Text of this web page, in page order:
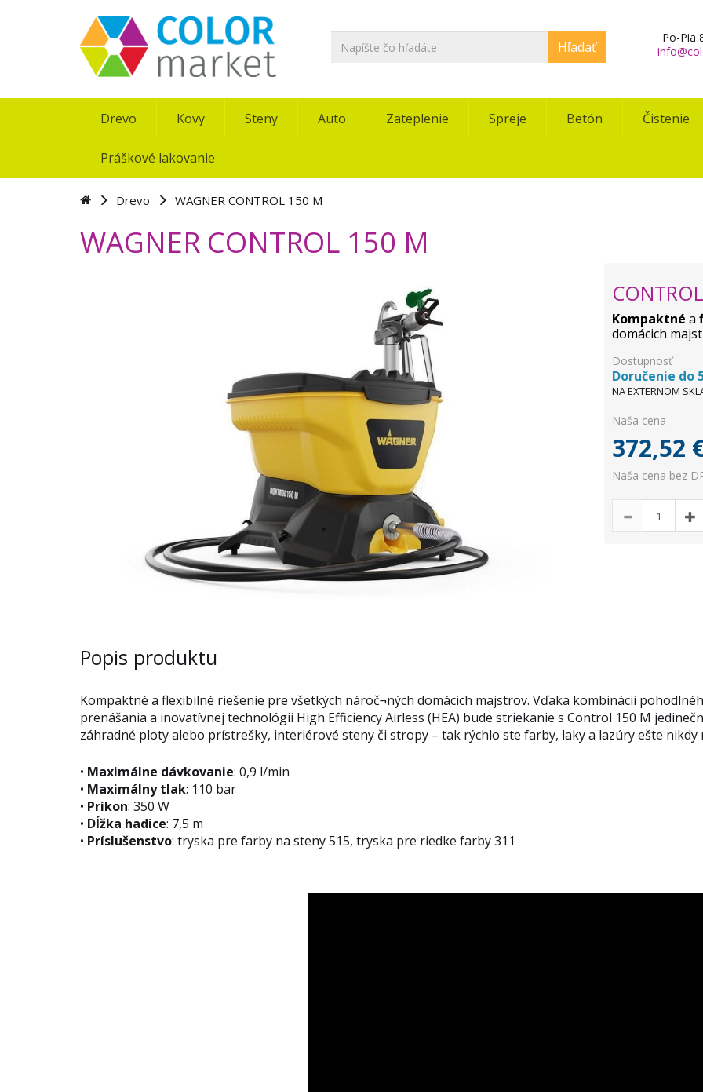
Hľadať
Po-Pia
Drevo Kovy Steny Auto Zateplenie Spreje Betón Čistenie
Práškové lakovanie
Drevo WAGNER CONTROL 150 M
WAGNER CONTROL 150 M
Kompaktné a
domácich
Dostupnosť
Doručenie do
NA EXTERNOM
Naša cena
372,52
Naša cena bez
Popis produktu
Kompaktné a flexibilné riešenie pre všetkých nároč¬ných domácich majstrov. Vďaka kombinácii
prenášania a inovatívnej technológii High Efficiency Airless (HEA) bude striekanie s Control 150 M
záhradné ploty alebo prístrešky, interiérové steny či stropy – tak rýchlo ste farby, laky a lazúry ešte nikdy
• Maximálne dávkovanie: 0,9 l/min
• Maximálny tlak: 110 bar
• Príkon: 350 W
• Dĺžka hadice: 7,5 m
• Príslušenstvo: tryska pre farby na steny 515, tryska pre riedke farby 311